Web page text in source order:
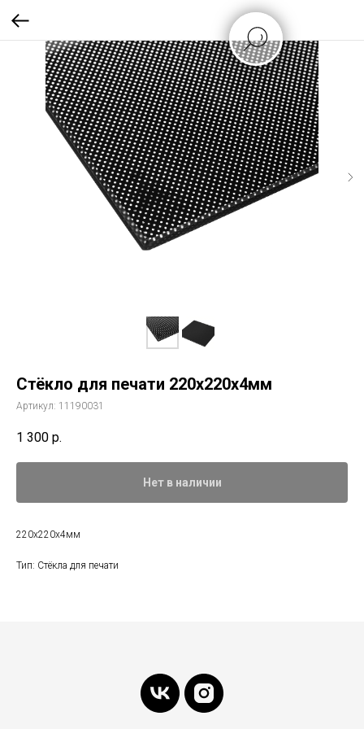
Стёкло для печати 220x220x4мм
Артикул: 11190031
1 300 р.
Нет в наличии
220x220x4мм
Тип: Стёкла для печати